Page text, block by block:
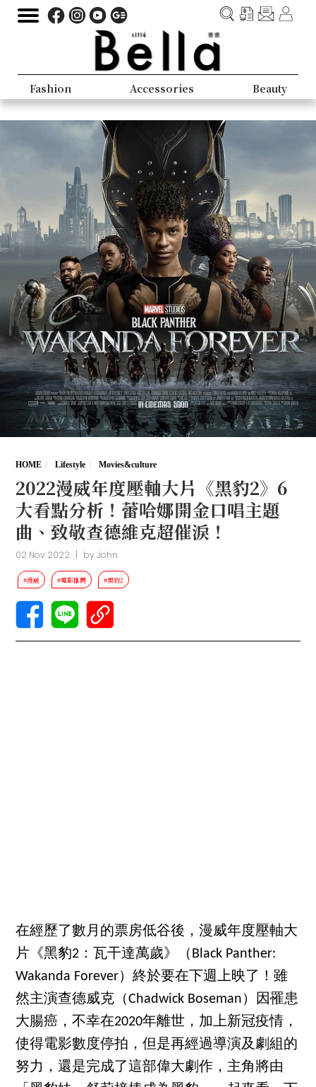
Fashion Accessories Beauty
HOME Lifestyle Movies&culture
2022漫威年度壓軸大片《黑豹2》6
大看點分析！蕾哈娜開金口唱主題
曲、致敬查德維克超催淚！
02 Nov 2022 | byJohn
#漫威 #電影推薦 #黑豹2
在經歷了數月的票房低谷後，漫威年度壓軸大
片《黑豹2：瓦干達萬歲》（Black Panther:
Wakanda Forever）終於要在下週上映了！雖
然主演查德威克（Chadwick Boseman）因罹患
大腸癌，不幸在2020年離世，加上新冠疫情，
使得電影數度停拍，但是再經過導演及劇組的
努力，還是完成了這部偉大劇作，主角將由